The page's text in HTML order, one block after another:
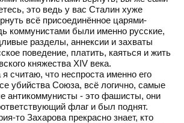
это ведь у вас Сталин хуже
всё присоединённое царями-
коммунистами были именно русские,
разделы, аннексии и захваты
поведение, платить, каяться и жить
княжества XIV века.
считаю, что неспроста именно его
убийства Союза, всё логично, самые
антикоммунисты - это фашисты, они
флаг и был поднят.
то Захарова прекрасно знает, кто